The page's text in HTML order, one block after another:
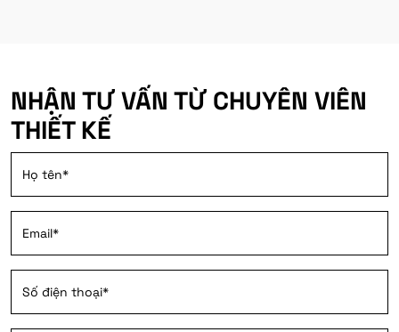
NHẬN TƯ VẤN TỪ CHUYÊN VIÊN
THIẾT KẾ